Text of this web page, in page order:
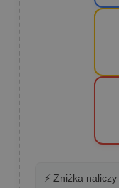
⚡ Zniżka